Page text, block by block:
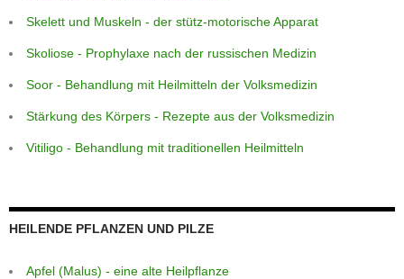
Skelett und Muskeln - der stütz-motorische Apparat
Skoliose - Prophylaxe nach der russischen Medizin
Soor - Behandlung mit Heilmitteln der Volksmedizin
Stärkung des Körpers - Rezepte aus der Volksmedizin
Vitiligo - Behandlung mit traditionellen Heilmitteln
HEILENDE PFLANZEN UND PILZE
Apfel (Malus) - eine alte Heilpflanze